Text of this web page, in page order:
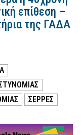
επίθεση –
της ΓΑΔΑ
ΣΕΡΡΕΣ